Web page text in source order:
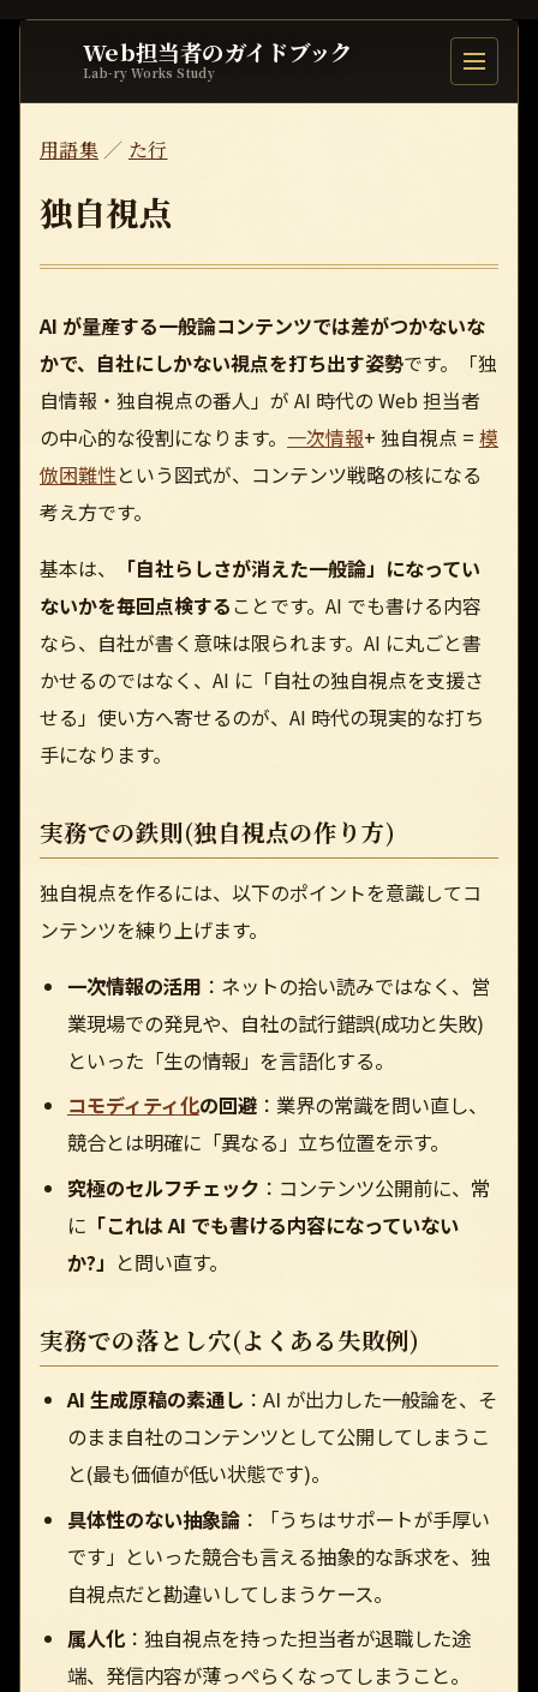
Web担当者のガイドブック
Lab-ry Works Study 目次を開
用語集／ た行
独自視点
AI が量産する一般論コンテンツでは差がつかないな
かで、自社にしかない視点を打ち出す姿勢です。「独
自情報・独自視点の番人」が AI 時代の Web 担当者
の中心的な役割になります。 一次情報+ 独自視点 = 模
倣困難性という図式が、コンテンツ戦略の核になる
考え方です。
基本は、
「自社らしさが消えた一般論」になってい
ないかを毎回点検する ことです。AI でも書ける内容
なら、自社が書く意味は限られます。AI に丸ごと書
かせるのではなく、AI に「自社の独自視点を支援さ
せる」使い方へ寄せるのが、AI 時代の現実的な打ち
手になります。
実務での鉄則(独自視点の作り方)
独自視点を作るには、以下のポイントを意識してコ
ンテンツを練り上げます。
一次情報の活用 ：ネットの拾い読みではなく、営
業現場での発見や、自社の試行錯誤(成功と失敗)
といった「生の情報」を言語化する。
コモディティ化の回避：業界の常識を問い直し、
競合とは明確に「異なる」立ち位置を示す。
究極のセルフチェック ：コンテンツ公開前に、常
に 「これは AI でも書ける内容になっていない
か?」 と問い直す。
実務での落とし穴(よくある失敗例)
AI 生成原稿の素通し ：AI が出力した一般論を、そ
のまま自社のコンテンツとして公開してしまうこ
と(最も価値が低い状態です)。
具体性のない抽象論：「うちはサポートが手厚い
です」といった競合も言える抽象的な訴求を、独
自視点だと勘違いしてしまうケース。
属人化：独自視点を持った担当者が退職した途
端、発信内容が薄っぺらくなってしまうこと。